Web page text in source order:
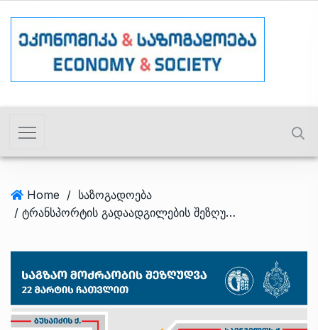
Home / საზოგადოება
/ ტრანსპორტის გადაადგილების შეზღუდვასთან ერთად, 22 მარტის ჩათვლით მუნიციპალური ტრანსპორტის მოძრაობის სქემაც იცვლება